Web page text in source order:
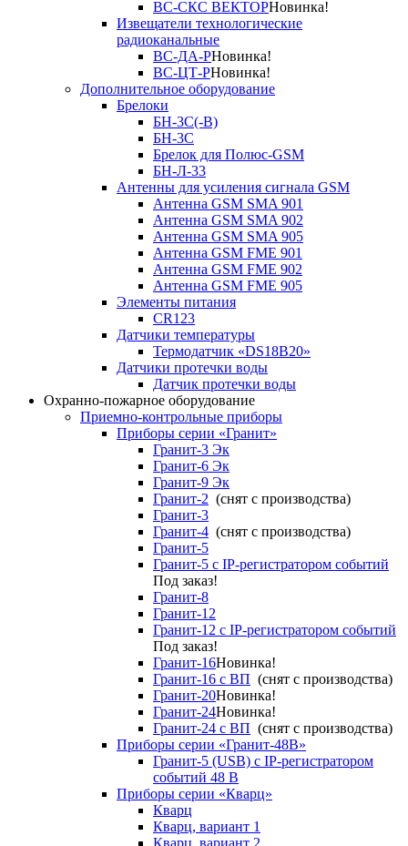
ВС-СКС ВЕКТОРНовинка!
Извещатели технологические
радиоканальные
ВС-ДА-РНовинка!
ВС-ЦТ-РНовинка!
Дополнительное оборудование
Брелоки
БН-3С(-В)
БН-3С
Брелок для Полюс-GSM
БН-Л-33
Антенны для усиления сигнала GSM
Антенна GSM SMA 901
Антенна GSM SMA 902
Антенна GSM SMA 905
Антенна GSM FME 901
Антенна GSM FME 902
Антенна GSM FME 905
Элементы питания
CR123
Датчики температуры
Термодатчик «DS18B20»
Датчики протечки воды
Датчик протечки воды
Охранно-пожарное оборудование
Приемно-контрольные приборы
Приборы серии «Гранит»
Гранит-3 Эк
Гранит-6 Эк
Гранит-9 Эк
Гранит-2 (снят с производства)
Гранит-3
Гранит-4 (снят с производства)
Гранит-5
Гранит-5 с IP-регистратором событий
Под заказ!
Гранит-8
Гранит-12
Гранит-12 с IP-регистратором событий
Под заказ!
Гранит-16Новинка!
Гранит-16 с ВП (снят с производства)
Гранит-20Новинка!
Гранит-24Новинка!
Гранит-24 с ВП (снят с производства)
Приборы серии «Гранит-48В»
Гранит-5 (USB) c IP-регистратором
событий 48 В
Приборы серии «Кварц»
Кварц
Кварц, вариант 1
Кварц, вариант 2